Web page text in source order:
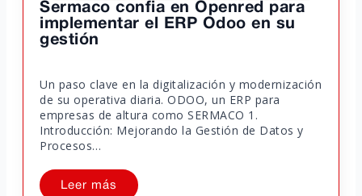
Sermaco confia en Openred para
implementar el ERP Odoo en su
gestión
Un paso clave en la digitalización y modernización
de su operativa diaria. ODOO, un ERP para
empresas de altura como SERMACO 1.
Introducción: Mejorando la Gestión de Datos y
Procesos…
Leer más